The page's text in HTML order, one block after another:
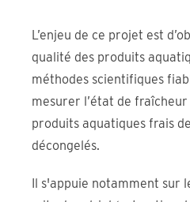
L’enjeu de ce projet est
qualité des produits
méthodes scientifiques
mesurer l’état de
produits aquatiques frais
décongelés.
Il s'appuie notamment sur